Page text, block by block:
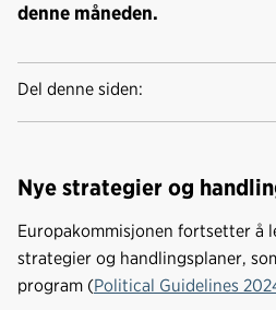
denne måneden.
Del denne siden:
Nye strategier og
Europakommisjonen fortsetter å
strategier og handlingsplaner,
program (Political Guidelines